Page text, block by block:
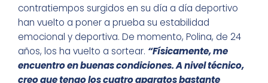
contratiempos surgidos en su día a día deportivo
han vuelto a poner a prueba su estabilidad
emocional y deportiva. De momento, Polina, de 24
años, los ha vuelto a sortear. “Físicamente, me
encuentro en buenas condiciones. A nivel técnico,
creo que tengo los cuatro aparatos bastante